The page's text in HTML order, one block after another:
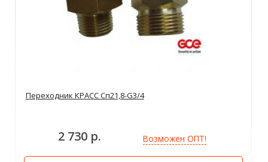
Переходник КРАСС Сп21,8-G3/4
2 730 р. Возможен ОПТ!